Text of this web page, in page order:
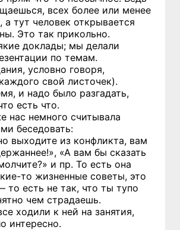
всех более или менее
а тут человек открывается
Это так прикольно.
доклады; мы делали
по темам.
условно говоря,
свой листочек).
и надо было разгадать,
есть что.
нас немного считывала
беседовать:
выходите из конфликта, вам
«А вам бы сказать
и пр. То есть она
то жизненные советы, это
есть не так, что ты тупо
чем страдаешь.
ходили к ней на занятия,
интересно.